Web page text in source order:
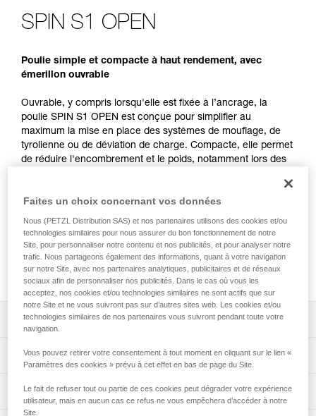
SPIN S1 OPEN
Poulie simple et compacte à haut rendement, avec
émerillon ouvrable
Ouvrable, y compris lorsqu'elle est fixée à l’ancrage, la
poulie SPIN S1 OPEN est conçue pour simplifier au
maximum la mise en place des systèmes de mouflage, de
tyrolienne ou de déviation de charge. Compacte, elle permet
de réduire l'encombrement et le poids, notamment lors des
facilitées, grâce à l'émerillon qui permet d'orienter la poulie
sous charge. L'émerillon ouvrable assure également à la
poulie une compatibilité avec une grande variété de produits
(trépied, poulie REEVE, multiplicateur d'amarrages PAW...)
permettant de réduire l'encombrement des systèmes mis en
place.
Descriptif
Poulie compacte conçue pour simplifier au maximum la
mise en place des systèmes de mouflage, de tyrolienne,
en secours techniques, quand le poids et la compacité
sont déterminants :
Spécifications techniques
Poids: 160 g
Certification(s): CE EN 12278, NFPA 2500 Pulley Technical
Informations techniques
Faites un choix concernant vos données
Nous (PETZL Distribution SAS) et nos partenaires utilisons des cookies et/ou
technologies similaires pour nous assurer du bon fonctionnement de notre
Site, pour personnaliser notre contenu et nos publicités, et pour analyser notre
trafic. Nous partageons également des informations, quant à votre navigation
sur notre Site, avec nos partenaires analytiques, publicitaires et de réseaux
sociaux afin de personnaliser nos publicités. Dans le cas où vous les
acceptez, nos cookies et/ou technologies similaires ne sont actifs que sur
notre Site et ne vous suivront pas sur d’autres sites web. Les cookies et/ou
technologies similaires de nos partenaires vous suivront pendant toute votre
navigation.
Vous pouvez retirer votre consentement à tout moment en cliquant sur le lien «
Paramètres des cookies » prévu à cet effet en bas de page du Site.
Le fait de refuser tout ou partie de ces cookies peut dégrader votre expérience
utilisateur, mais en aucun cas ce refus ne vous empêchera d’accéder à notre
Site.